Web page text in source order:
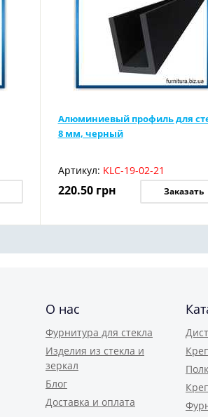
Алюминиевый профиль для
8 мм, черный
Артикул: KLC-19-02-21
220.50 грн Заказать
О нас
Фурнитура для стекла
Изделия из стекла и
зеркал
Блог
Доставка и оплата